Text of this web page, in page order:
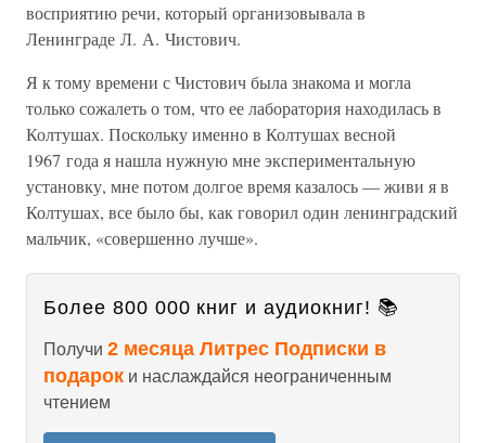
восприятию речи, который организовывала в
Ленинграде Л. А. Чистович.
Я к тому времени с Чистович была знакома и могла
только сожалеть о том, что ее лаборатория находилась в
Колтушах. Поскольку именно в Колтушах весной
1967 года я нашла нужную мне экспериментальную
установку, мне потом долгое время казалось — живи я в
Колтушах, все было бы, как говорил один ленинградский
мальчик, «совершенно лучше».
Более 800 000 книг и аудиокниг! 📚
Получи 2 месяца Литрес Подписки в
подарок и наслаждайся неограниченным
чтением